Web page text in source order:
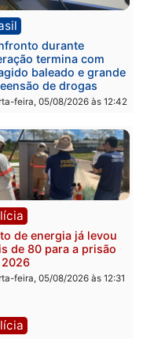
Política
Jônatas França é
na convenção e
confirmado candidato a
deputado federal pelo
Republicanos
quarta-feira, 05/08/2026 às
Política
Violência domina o
eleitoral e segurança vira
principal arma dos
candidatos ao Governo
quarta-feira, 05/08/2026 às